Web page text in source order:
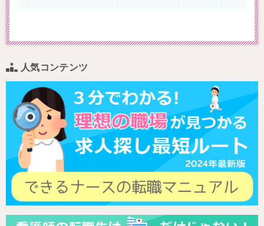
人気コンテンツ